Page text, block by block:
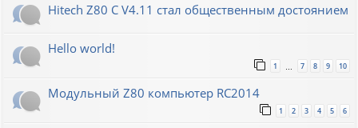
Hitech Z80 C V4.11 стал общественным достоянием
Hello world!
1 7 8 9 10
Модульный Z80 компьютер RC2014
1 2 3 4 5 6